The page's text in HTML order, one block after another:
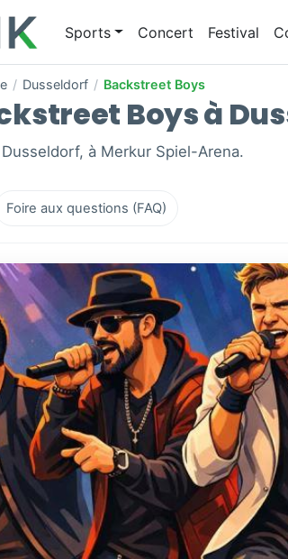
Sports Concert Festival
/ Dusseldorf / Backstreet Boys
Boys à
à Merkur Spiel-Arena.
Foire aux questions (FAQ)